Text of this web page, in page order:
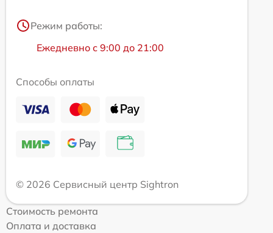
Режим работы:
Ежедневно с 9:00 до 21:00
Способы оплаты
© 2026 Сервисный центр Sightron
Стоимость ремонта
Оплата и доставка